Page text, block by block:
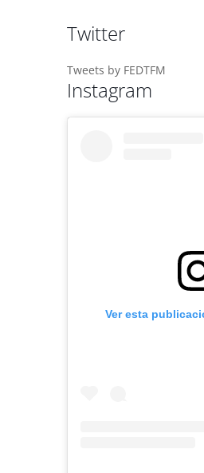
Twitter
Tweets by FEDTFM
Instagram
Ver esta